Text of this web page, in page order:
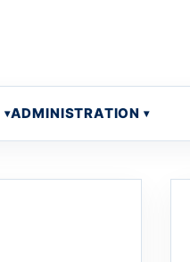
ADMINISTRATION